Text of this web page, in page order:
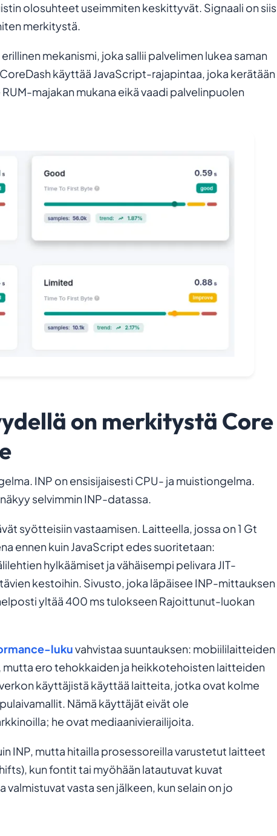
olosuhteet useimmiten keskittyvät. Signaali on siis
merkitystä.
erillinen mekanismi, joka sallii palvelimen lukea saman
käyttää JavaScript-rajapintaa, joka kerätään
majakan mukana eikä vaadi palvelinpuolen
on merkitystä Core
INP on ensisijaisesti CPU- ja muistiongelma.
selvimmin INP-datassa.
syötteisiin vastaamisen. Laitteella, jossa on 1 Gt
ennen kuin JavaScript edes suoritetaan:
hylkäämiset ja vähäisempi pelivara JIT-
kestoihin. Sivusto, joka läpäisee INP-mittauksen
yltää 400 ms tulokseen Rajoittunut-luokan
lukuvahvistaa suuntauksen: mobiililaitteiden
ero tehokkaiden ja heikkotehoisten laitteiden
käyttäjistä käyttää laitteita, jotka ovat kolme
Nämä käyttäjät eivät ole
he ovat mediaanivierailijoita.
INP, mutta hitailla prosessoreilla varustetut laitteet
kun fontit tai myöhään latautuvat kuvat
vasta sen jälkeen, kun selain on jo